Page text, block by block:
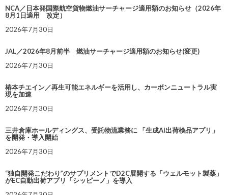
NCA／日本発国際航空貨物燃油サーチャージ適用額のお知らせ（2026年
8月1日適用 改定）
2026年7月30日
JAL／2026年8月前半 燃油サーチャージ適用額のお知らせ(変更)
2026年7月30日
椿本チエイン／再生可能エネルギーを活用し、カーボンニュートラル実
現を加速
2026年7月30日
三井倉庫ホールディングス、受託物流業務に 「生成AI出荷検品アプリ」
を開発・導入開始
2026年7月30日
“独自開発こだわり”のサプリメントでD2C展開する「ウェルモット製薬」
がEC自動出荷アプリ「シッピーノ」を導入